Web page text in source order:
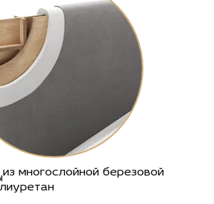
из многослойной березовой